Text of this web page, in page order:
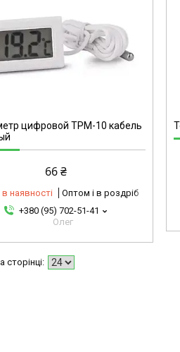
цифровой TPM-10 кабель
66 ₴
наявності
Оптом і в роздріб
+380 (95) 702-51-41
Олег